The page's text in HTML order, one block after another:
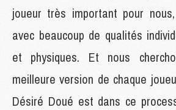
joueur très important pour
avec beaucoup de qualités
et physiques. Et nous
meilleure version de chaque
Désiré Doué est dans ce